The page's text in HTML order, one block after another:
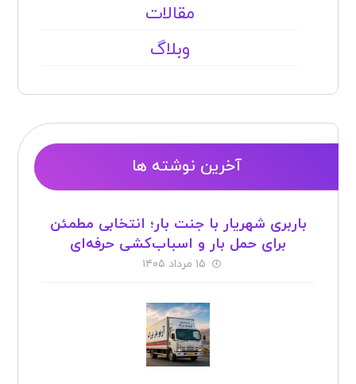
مقالات
وبلاگ
آخرین نوشته ها
باربری شهریار با جنت بار؛ انتخابی مطمئن
برای حمل بار و اسباب‌کشی حرفه‌ای
۱۵ مرداد ۱۴۰۵